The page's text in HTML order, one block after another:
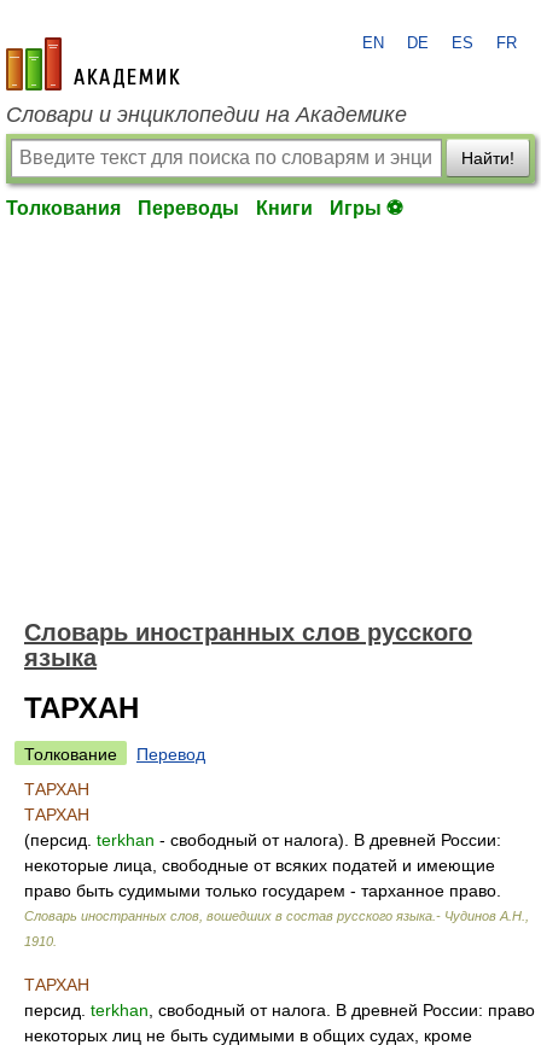
academic.ru
EN DE ES FR
Словари и энциклопедии на Академике
Найти!
Толкования Переводы Книги Игры ⚽
Словарь иностранных слов русского
языка
ТАРХАН
Толкование
Перевод
ТАРХАН
ТАРХАН
(персид. terkhan - свободный от налога). В древней России:
некоторые лица, свободные от всяких податей и имеющие
право быть судимыми только государем - тарханное право.
Словарь иностранных слов, вошедших в состав русского языка.- Чудинов А.Н.
1910
ТАРХАН
персид. terkhan , свободный от налога. В древней России: право
некоторых лиц не быть судимыми в общих судах, кроме